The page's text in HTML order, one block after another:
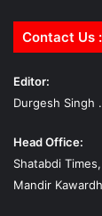
Contact Us :
Editor:
Durgesh Singh .
Head Office:
Shatabdi
Mandir